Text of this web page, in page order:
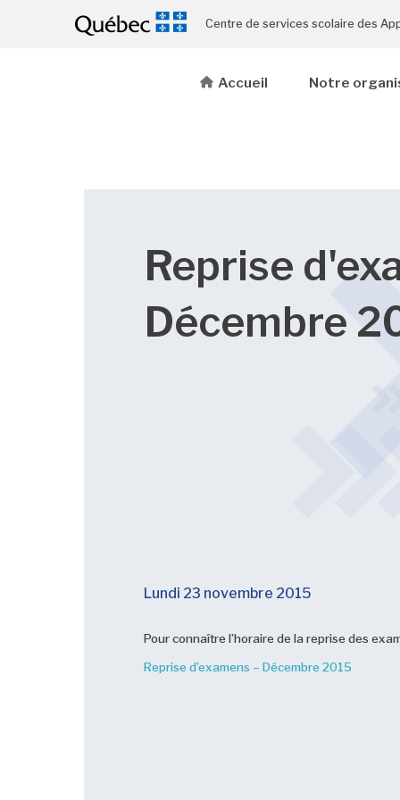
Centre de services scolaire des
Accueil Notre
Reprise
Décembre
Lundi 23 novembre 2015
Pour connaître l’horaire de la reprise des
Reprise d’examens – Décembre 2015